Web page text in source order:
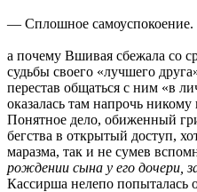
— Сплошное самоуспокоение.
а почему Вшивая сбежала со
судьбы своего «лучшего
перестав общаться с ним «в
оказалась там напрочь
Понятное дело, обиженный
бегства в открытый доступ,
маразма, так и не сумев
рождении сына у его дочери,
Кассирша нелепо попыталась